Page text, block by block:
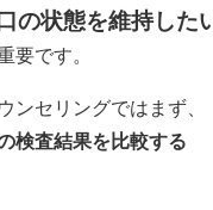
の状態を維持した
要です。
ンセリングではまず、
検査結果を比較する